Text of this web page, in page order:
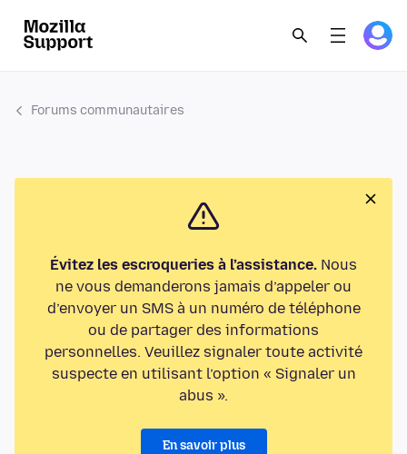
Forums communautaires
Évitez les escroqueries à l’assistance. Nous
ne vous demanderons jamais d’appeler ou
d’envoyer un SMS à un numéro de téléphone
ou de partager des informations
personnelles. Veuillez signaler toute activité
suspecte en utilisant l’option « Signaler un
abus ».
En savoir plus